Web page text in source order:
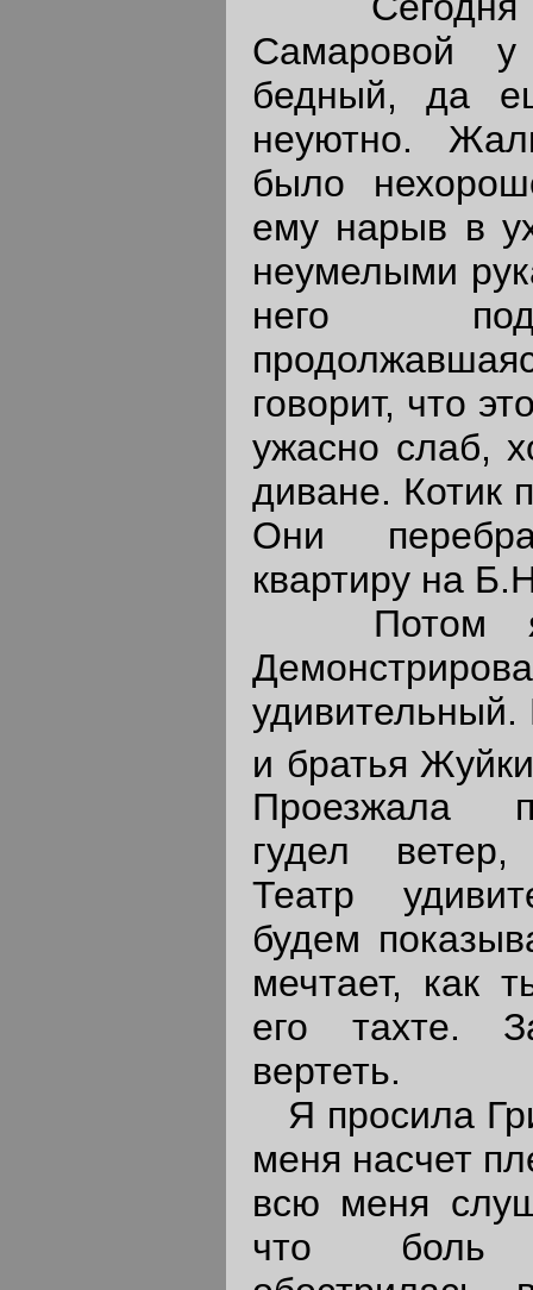
Самаровой
бедный, да
неуютно.
было
ему нарыв в
неумелыми
него
говорит, что
ужасно слаб,
диване. Котик
Они
квартиру на
Потом я
удивительный.
и братья
Проезжала
гудел
Театр
будем
мечтает, как
его тахте.
вертеть.
Я просила
меня насчет
всю меня
что боль